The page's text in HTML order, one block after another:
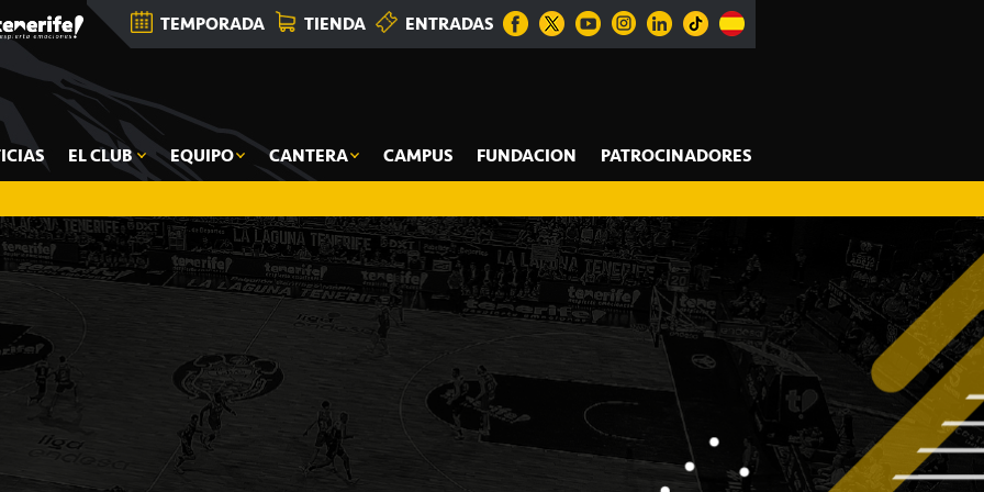
TEMPORADA TIENDA ENTRADAS
EL CLUB EQUIPO CANTERA CAMPUS FUNDACION PATROCINADORES